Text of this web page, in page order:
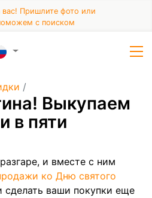
Пришлите фото или
с поиском
/
Выкупаем
в пяти
и вместе с ним
ко Дню святого
ваши покупки еще